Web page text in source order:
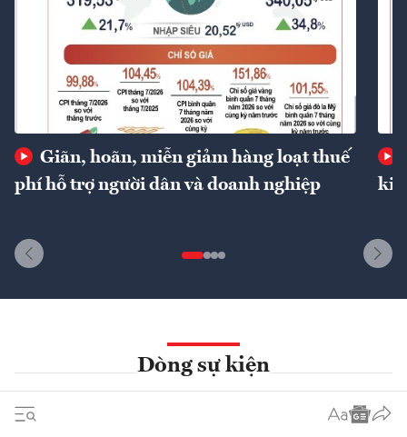
Giãn, hoãn, miễn giảm hàng loạt thuế
phí hỗ trợ người dân và doanh nghiệp
Dòng sự kiện